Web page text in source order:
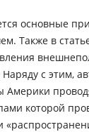
основные
Также в
с этим,
Америки
которой